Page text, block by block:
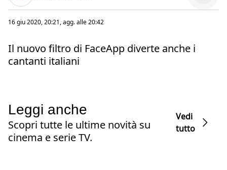
16 giu 2020, 20:21, agg. alle20:42
Il nuovo filtro di FaceApp diverte anche i
cantanti italiani
Leggi anche
Scopri tutte le ultime novità su
cinema e serie TV.
Vedi
tutto